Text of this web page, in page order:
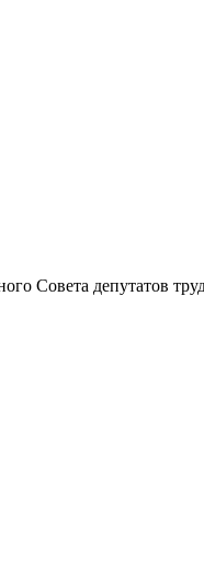
Совета депутатов